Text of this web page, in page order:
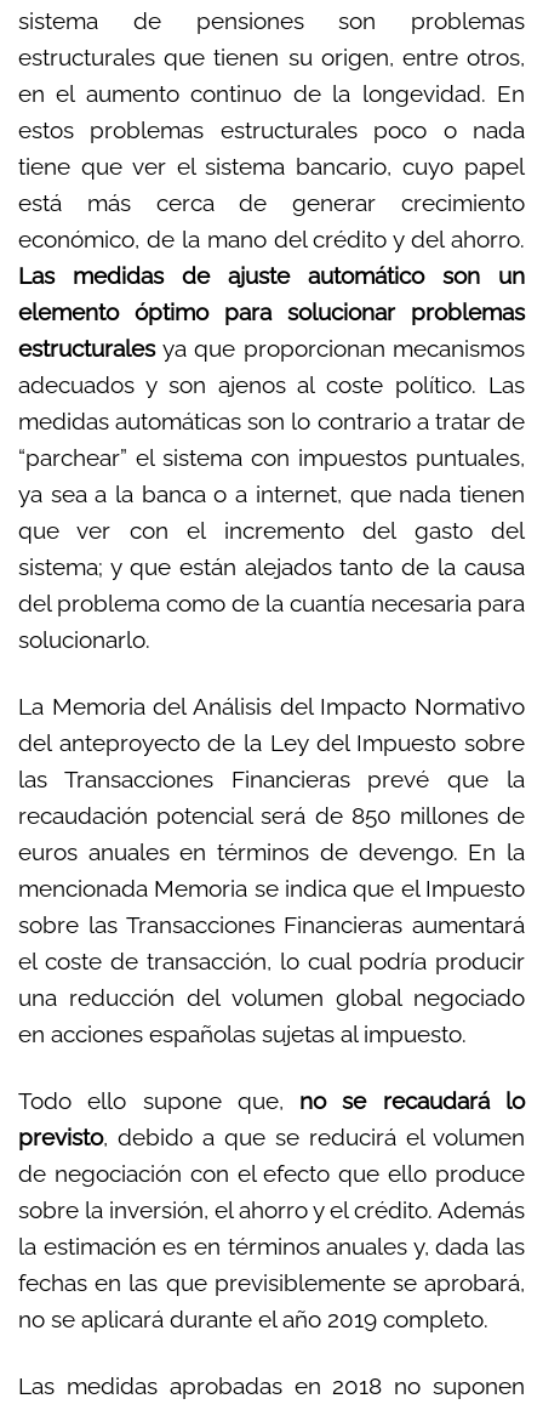
sistema de pensiones son problemas
estructurales que tienen su origen, entre otros,
en el aumento continuo de la longevidad. En
estos problemas estructurales poco o nada
tiene que ver el sistema bancario, cuyo papel
está más cerca de generar crecimiento
económico, de la mano del crédito y del ahorro.
Las medidas de ajuste automático son un
elemento óptimo para solucionar problemas
estructuralesya que proporcionan mecanismos
adecuados y son ajenos al coste político. Las
medidas automáticas son lo contrario a tratar de
“parchear” el sistema con impuestos puntuales,
ya sea a la banca o a internet, que nada tienen
que ver con el incremento del gasto del
sistema; y que están alejados tanto de la causa
del problema como de la cuantía necesaria para
solucionarlo.
La Memoria del Análisis del Impacto Normativo
del anteproyecto de la Ley del Impuesto sobre
las Transacciones Financieras prevé que la
recaudación potencial será de 850 millones de
euros anuales en términos de devengo. En la
mencionada Memoria se indica que el Impuesto
sobre las Transacciones Financieras aumentará
el coste de transacción, lo cual podría producir
una reducción del volumen global negociado
en acciones españolas sujetas al impuesto.
Todo ello supone que, no se recaudará lo
previsto, debido a que se reducirá el volumen
de negociación con el efecto que ello produce
sobre la inversión, el ahorro y el crédito. Además
la estimación es en términos anuales y, dada las
fechas en las que previsiblemente se aprobará,
no se aplicará durante el año 2019 completo.
Las medidas aprobadas en 2018 no suponen